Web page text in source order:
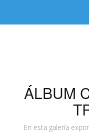
ÁLBUM
En esta galería